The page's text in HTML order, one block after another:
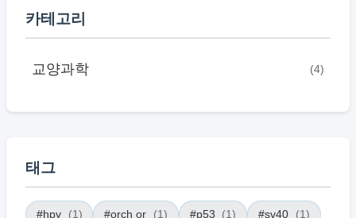
카테고리
교양과학 (4)
태그
#hpv (1) #orch or (1) #p53 (1) #sv40 (1)